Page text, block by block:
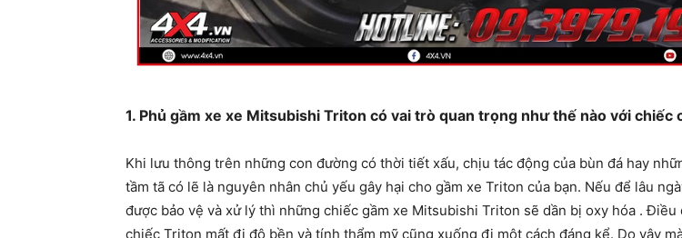
1. Phủ gầm xe xe Mitsubishi Triton có vai trò quan trọng như thế nào với chiếc
Khi lưu thông trên những con đường có thời tiết xấu, chịu tác động của bùn đá hay
tầm tã có lẽ là nguyên nhân chủ yếu gây hại cho gầm xe Triton của bạn. Nếu để lâu
được bảo vệ và xử lý thì những chiếc gầm xe Mitsubishi Triton sẽ dần bị oxy hóa . Điều
chiếc Triton mất đi độ bền và tính thẩm mỹ cũng xuống đi một cách đáng kể. Do vậy